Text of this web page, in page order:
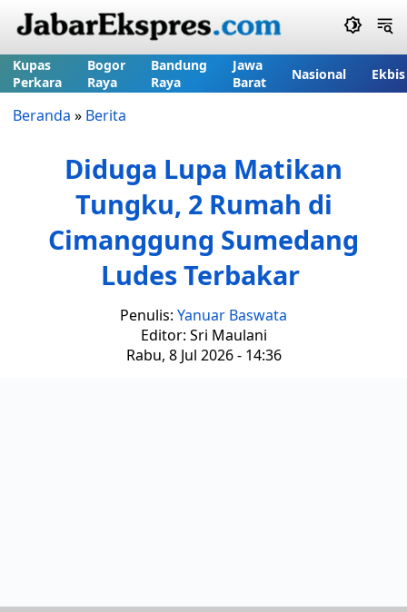
Kupas
Perkara
Bogor
Raya
Bandung
Raya
Jawa
Barat
Nasional Ekbis
Beranda » Berita
Diduga Lupa Matikan
Tungku, 2 Rumah di
Cimanggung Sumedang
Ludes Terbakar
Penulis: Yanuar Baswata
Editor: Sri Maulani
Rabu, 8 Jul 2026 - 14:36